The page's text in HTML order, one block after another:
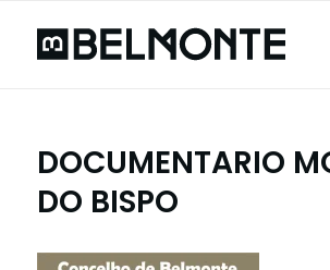
DOCUMENTARIO
DO BISPO